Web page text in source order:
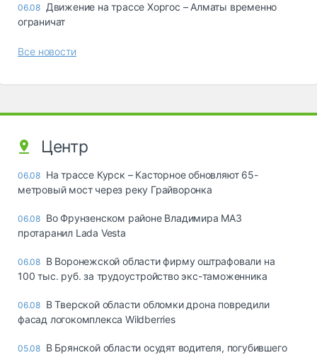
06.08 Движение на трассе Хоргос – Алматы временно
ограничат
Все новости
Центр
06.08 На трассе Курск – Касторное обновляют 65-
метровый мост через реку Грайворонка
06.08 Во Фрунзенском районе Владимира МАЗ
протаранил Lada Vesta
06.08 В Воронежской области фирму оштрафовали на
100 тыс. руб. за трудоустройство экс-таможенника
06.08 В Тверской области обломки дрона повредили
фасад логокомплекса Wildberries
05.08 В Брянской области осудят водителя, погубившего